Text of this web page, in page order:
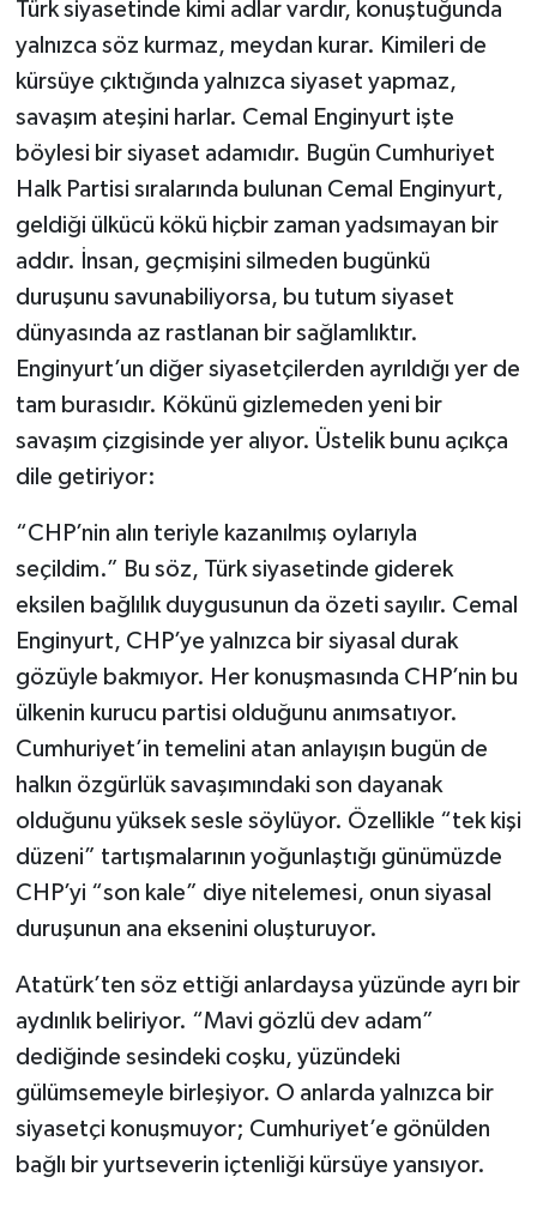
Türk siyasetinde kimi adlar vardır, konuştuğunda
yalnızca söz kurmaz, meydan kurar. Kimileri de
kürsüye çıktığında yalnızca siyaset yapmaz,
savaşım ateşini harlar. Cemal Enginyurt işte
böylesi bir siyaset adamıdır. Bugün Cumhuriyet
Halk Partisi sıralarında bulunan Cemal Enginyurt,
geldiği ülkücü kökü hiçbir zaman yadsımayan bir
addır. İnsan, geçmişini silmeden bugünkü
duruşunu savunabiliyorsa, bu tutum siyaset
dünyasında az rastlanan bir sağlamlıktır.
Enginyurt’un diğer siyasetçilerden ayrıldığı yer de
tam burasıdır. Kökünü gizlemeden yeni bir
savaşım çizgisinde yer alıyor. Üstelik bunu açıkça
dile getiriyor:
“CHP’nin alın teriyle kazanılmış oylarıyla
seçildim.” Bu söz, Türk siyasetinde giderek
eksilen bağlılık duygusunun da özeti sayılır. Cemal
Enginyurt, CHP’ye yalnızca bir siyasal durak
gözüyle bakmıyor. Her konuşmasında CHP’nin bu
ülkenin kurucu partisi olduğunu anımsatıyor.
Cumhuriyet’in temelini atan anlayışın bugün de
halkın özgürlük savaşımındaki son dayanak
olduğunu yüksek sesle söylüyor. Özellikle “tek kişi
düzeni” tartışmalarının yoğunlaştığı günümüzde
CHP’yi “son kale” diye nitelemesi, onun siyasal
duruşunun ana eksenini oluşturuyor.
Atatürk’ten söz ettiği anlardaysa yüzünde ayrı bir
aydınlık beliriyor. “Mavi gözlü dev adam”
dediğinde sesindeki coşku, yüzündeki
gülümsemeyle birleşiyor. O anlarda yalnızca bir
siyasetçi konuşmuyor; Cumhuriyet’e gönülden
bağlı bir yurtseverin içtenliği kürsüye yansıyor.